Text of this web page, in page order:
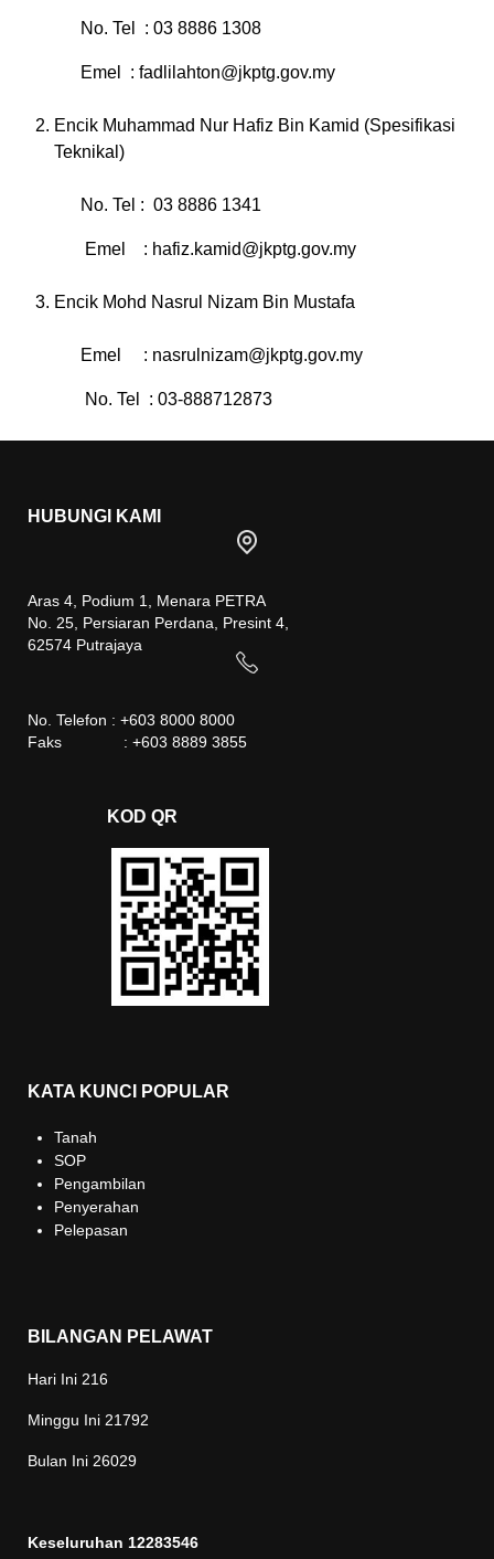
No. Tel : 03 8886 1308
Emel : fadlilahton@jkptg.gov.my
Encik Muhammad Nur Hafiz Bin Kamid (Spesifikasi
Teknikal)
No. Tel : 03 8886 1341
Emel : hafiz.kamid@jkptg.gov.my
Encik Mohd Nasrul Nizam Bin Mustafa
Emel : nasrulnizam@jkptg.gov.my
No. Tel : 03-888712873
HUBUNGI KAMI
Aras 4, Podium 1, Menara PETRA
No. 25, Persiaran Perdana, Presint 4,
62574 Putrajaya
No. Telefon : +603 8000 8000
Faks : +603 8889 3855
KOD QR
KATA KUNCI POPULAR
Tanah
SOP
Pengambilan
Penyerahan
Pelepasan
BILANGAN PELAWAT
Hari Ini 216
Minggu Ini 21792
Bulan Ini 26029
Keseluruhan 12283546